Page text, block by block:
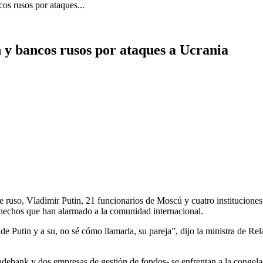
rusos por ataques...
bancos rusos por ataques a Ucrania
Vladimir Putin, 21 funcionarios de Moscú y cuatro
que han alarmado a la comunidad internacional.
Putin y a su, no sé cómo llamarla, su pareja”, dijo la ministra de